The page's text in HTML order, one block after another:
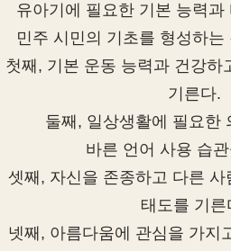
유아기에 필요한 기본 능력과
민주 시민의 기초를 형성하
첫째, 기본 운동 능력과 건강하
기른다.
둘째, 일상생활에 필요한
바른 언어 사용 습
셋째, 자신을 존종하고 다른
태도를 기른
넷째, 아름다움에 관심을 가지